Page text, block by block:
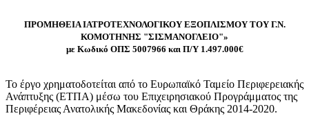
ΠΡΟΜΗΘΕΙΑ ΙΑΤΡΟΤΕΧΝΟΛΟΓΙΚΟΥ ΕΞΟΠΛΙΣΜΟΥ ΤΟΥ Γ.Ν.
ΚΟΜΟΤΗΝΗΣ "ΣΙΣΜΑΝΟΓΛΕΙΟ"»
με Κωδικό ΟΠΣ 5007966 και Π/Υ 1.497.000€
Το έργο χρηματοδοτείται από το Ευρωπαϊκό Ταμείο Περιφερειακής
Ανάπτυξης (ΕΤΠΑ) μέσω του Επιχειρησιακού Προγράμματος της
Περιφέρειας Ανατολικής Μακεδονίας και Θράκης 2014-2020.